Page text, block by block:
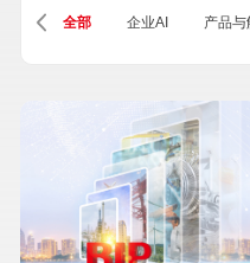
Singapore
全部 企业AI 产品与